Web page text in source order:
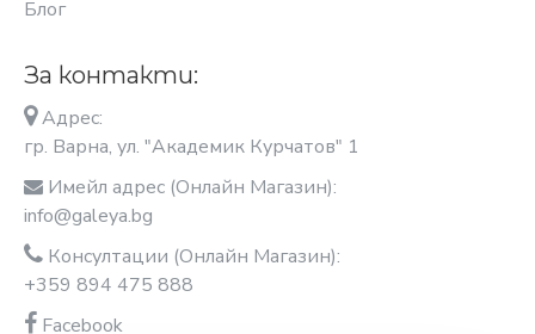
Блог
За контакти:
Адрес:
гр. Варна, ул. "Академик Курчатов" 1
Имейл адрес (Онлайн Магазин):
info@galeya.bg
Консултации (Онлайн Магазин):
+359 894 475 888
Facebook